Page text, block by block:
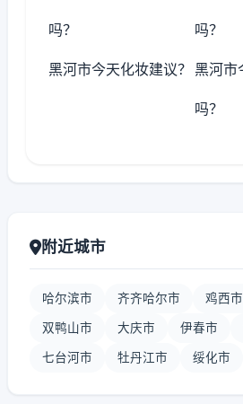
吗？ 吗？
黑河市今天化妆建议？ 黑河市
吗？
附近城市
哈尔滨市 齐齐哈尔市 鸡西市
双鸭山市 大庆市 伊春市
七台河市 牡丹江市 绥化市